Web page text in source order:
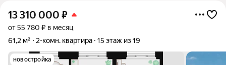
13 310 000 ₽
от 55 780 ₽ в месяц
61,2 м²
2-комн. квартира 15 этаж из 19
новостройка